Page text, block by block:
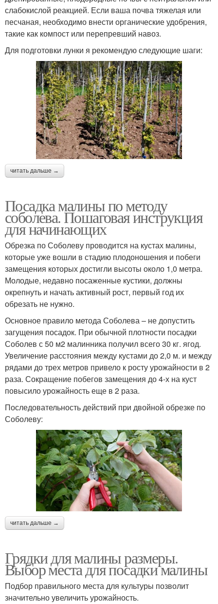
слабокислой реакцией. Если ваша почва тяжелая или
песчаная, необходимо внести органические удобрения,
такие как компост или перепревший навоз.
Для подготовки лунки я рекомендую следующие шаги:
читать дальше →
Посадка малины по методу
соболева. Пошаговая инструкция
для начинающих
Обрезка по Соболеву проводится на кустах малины,
которые уже вошли в стадию плодоношения и побеги
замещения которых достигли высоты около 1,0 метра.
Молодые, недавно посаженные кустики, должны
окрепнуть и начать активный рост, первый год их
обрезать не нужно.
Основное правило метода Соболева – не допустить
загущения посадок. При обычной плотности посадки
Соболев с 50 м2 малинника получил всего 30 кг. ягод.
Увеличение расстояния между кустами до 2,0 м. и между
рядами до трех метров привело к росту урожайности в 2
раза. Сокращение побегов замещения до 4-х на куст
повысило урожайность еще в 2 раза.
Последовательность действий при двойной обрезке по
Соболеву:
читать дальше →
Грядки для малины размеры.
Выбор места для посадки малины
Подбор правильного места для культуры позволит
значительно увеличить урожайность.